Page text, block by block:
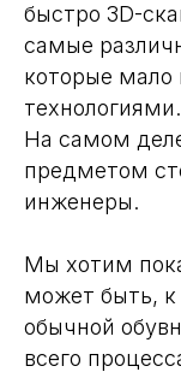
быстро 3D-
самые
которые мало
технологиями.
На самом
предметом
инженеры.
Мы хотим
может быть,
обычной
всего